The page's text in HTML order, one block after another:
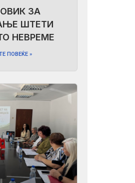
ЗА
ШТЕТИ
НЕВРЕМЕ
ПОВЕЌЕ »